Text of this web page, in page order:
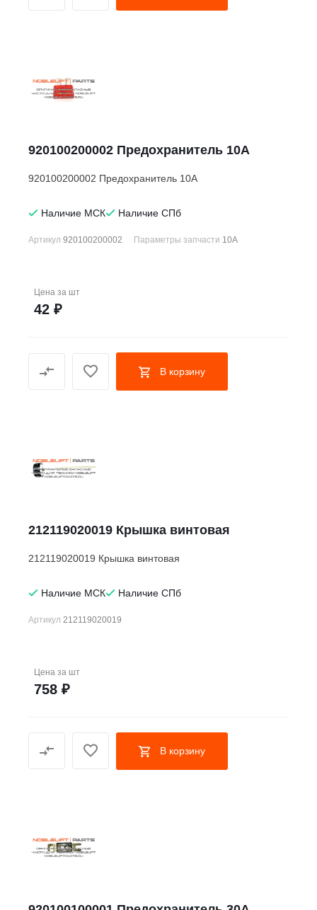
920100200002 Предохранитель 10A
920100200002 Предохранитель 10A
Наличие МСК Наличие СПб
Артикул 920100200002 Параметры запчасти 10А
Цена за шт
42 ₽
В корзину
212119020019 Крышка винтовая
212119020019 Крышка винтовая
Наличие МСК Наличие СПб
Артикул 212119020019
Цена за шт
758 ₽
В корзину